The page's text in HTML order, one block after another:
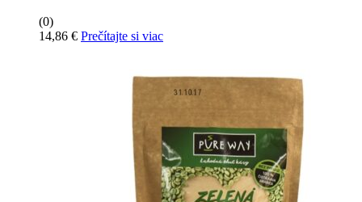
(0)
14,86 € Prečítajte si viac